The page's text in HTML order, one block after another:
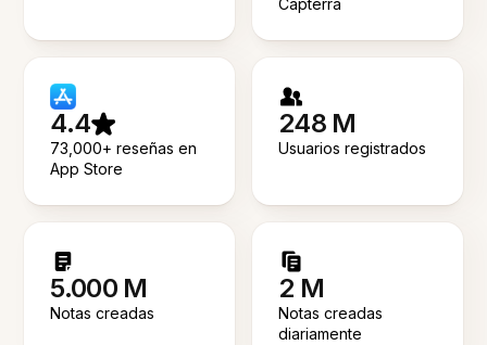
Capterra
4.4
73,000+ reseñas en
App Store
248 M
Usuarios registrados
5.000 M
Notas creadas
2 M
Notas creadas
diariamente